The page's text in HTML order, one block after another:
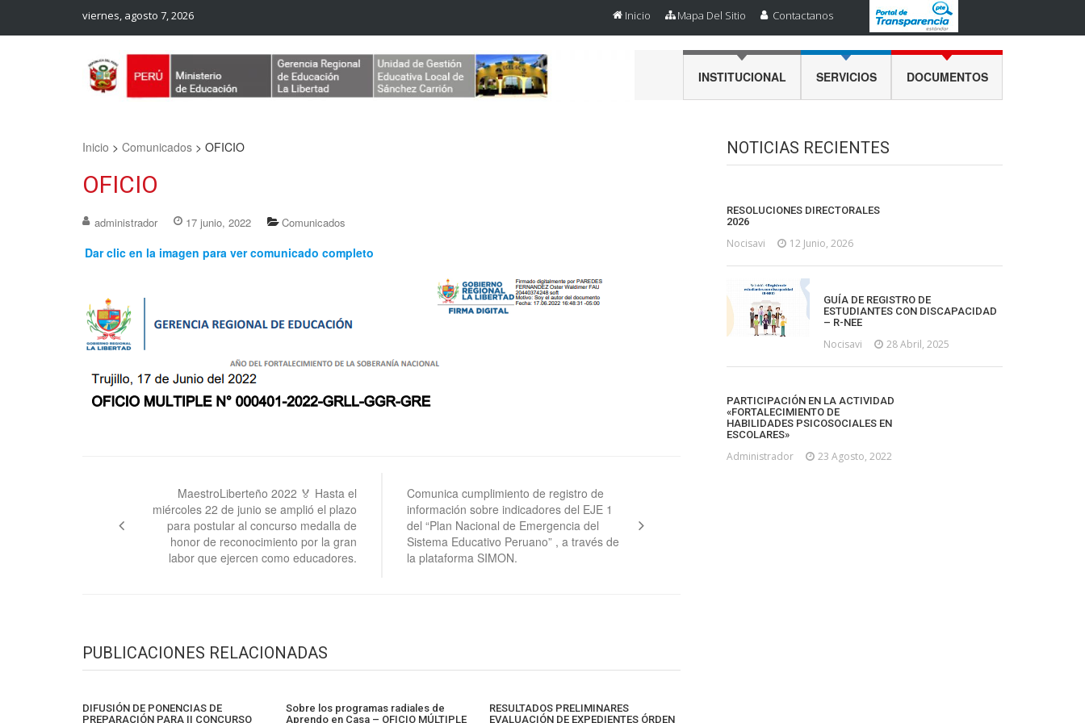
viernes, agosto 7, 2026 Inicio Mapa Del Sitio Contactanos
INSTITUCIONAL SERVICIOS DOCUMENTOS
Inicio > Comunicados > OFICIO
OFICIO
administrador 17 junio, 2022 Comunicados
Dar clic en la imagen para ver comunicado completo
entradas
MaestroLiberteño 2022 🏅 Hasta el
miércoles 22 de junio se amplió el plazo
para postular al concurso medalla de
honor de reconocimiento por la gran
labor que ejercen como educadores.
Comunica cumplimiento de registro de
información sobre indicadores del EJE 1
del “Plan Nacional de Emergencia del
Sistema Educativo Peruano” , a través de
la plataforma SIMON.
PUBLICACIONES RELACIONADAS
DIFUSIÓN DE PONENCIAS DE
PREPARACIÓN PARA II CONCURSO
Sobre los programas radiales de
Aprendo en Casa – OFICIO MÚLTIPLE
RESULTADOS PRELIMINARES
EVALUACIÓN DE EXPEDIENTES ÓRDEN
NOTICIAS RECIENTES
RESOLUCIONES DIRECTORALES
2026
Nocisavi 12 Junio, 2026
GUÍA DE REGISTRO DE
ESTUDIANTES CON DISCAPACIDAD
– R-NEE
Nocisavi 28 Abril, 2025
PARTICIPACIÓN EN LA ACTIVIDAD
«FORTALECIMIENTO DE
HABILIDADES PSICOSOCIALES EN
ESCOLARES»
Administrador 23 Agosto, 2022